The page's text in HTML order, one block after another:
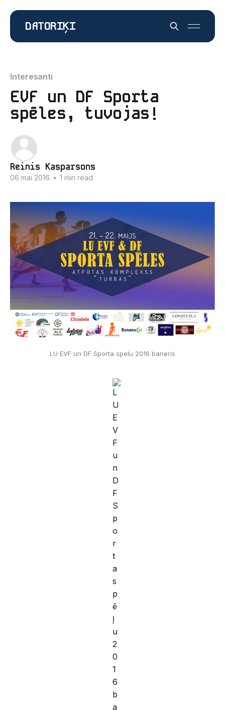
DATORIĶI
Interesanti
EVF un DF Sporta
spēles, tuvojas!
Reinis Kasparsons
06 mai 2016 • 1 min read
LU EVF un DF Sporta spelu 2016 baneris